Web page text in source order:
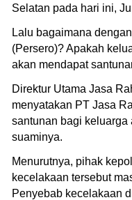
Selatan pada hari ini,
Lalu bagaimana
(Persero)? Apakah
akan mendapat
Direktur Utama Jasa
menyatakan PT Jasa
santunan bagi keluarga
suaminya.
Menurutnya, pihak
kecelakaan tersebut
Penyebab kecelakaan